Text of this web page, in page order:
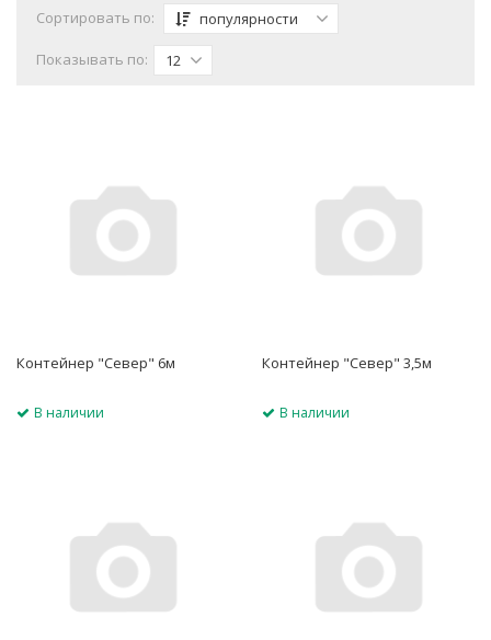
Сортировать по: популярности
Показывать по: 12
Контейнер "Север" 6м
В наличии
Контейнер "Север" 3,5м
В наличии